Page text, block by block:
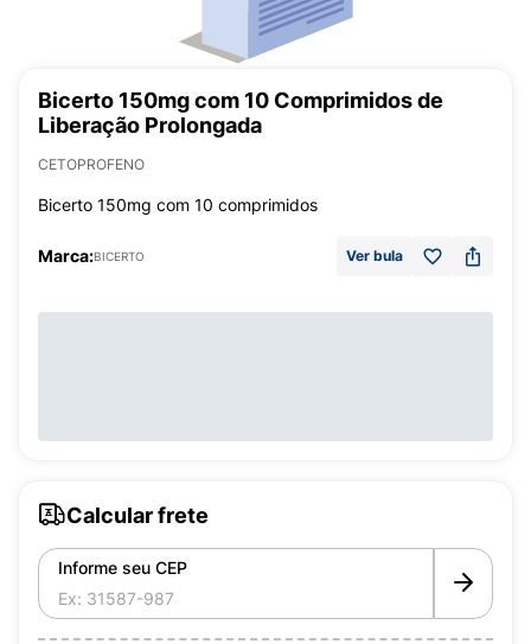
Bicerto 150mg com 10 Comprimidos de
Liberação Prolongada
CETOPROFENO
Bicerto 150mg com 10 comprimidos
Marca:BICERTO Ver bula
Calcular frete
Informe seu CEP